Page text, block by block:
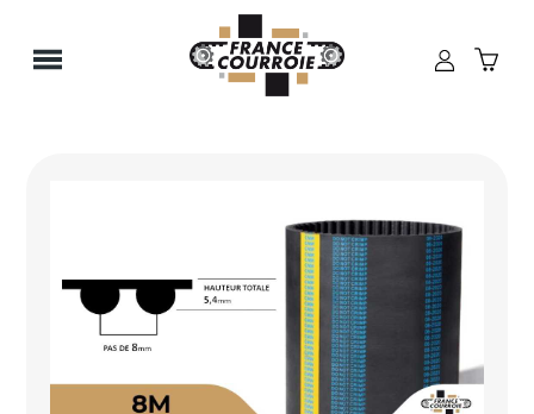
Panneau de gestion des cookies